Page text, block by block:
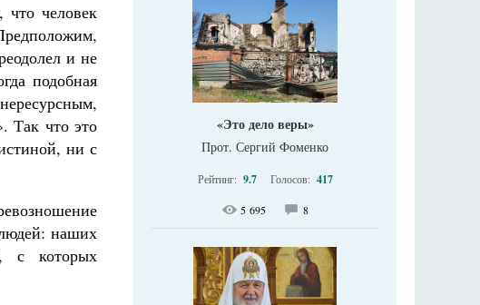
человек
и не
подобная
Так что это
ни с
наших
с которых
«Это дело веры»
Прот. Сергий Фоменко
Рейтинг: 9.7 Голосов: 417
5 695 8